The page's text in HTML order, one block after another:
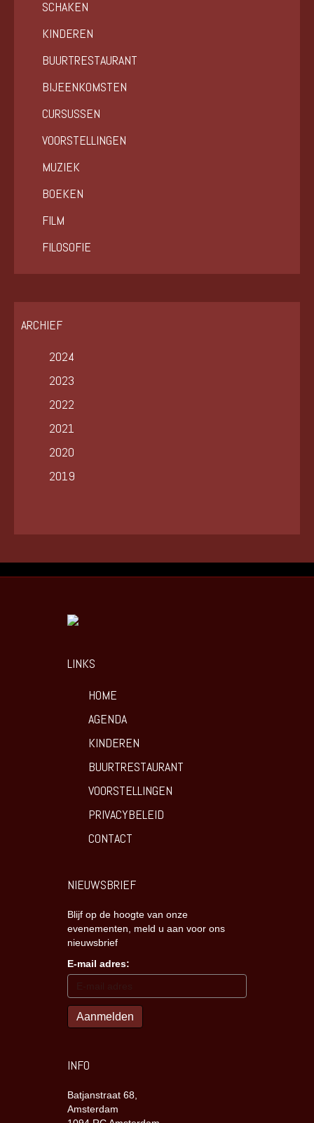
SCHAKEN
KINDEREN
BUURTRESTAURANT
BIJEENKOMSTEN
CURSUSSEN
VOORSTELLINGEN
MUZIEK
BOEKEN
FILM
FILOSOFIE
ARCHIEF
2024
2023
2022
2021
2020
2019
LINKS
HOME
AGENDA
KINDEREN
BUURTRESTAURANT
VOORSTELLINGEN
PRIVACYBELEID
CONTACT
NIEUWSBRIEF
Blijf op de hoogte van onze
evenementen, meld u aan voor ons
nieuwsbrief
E-mail adres:
INFO
Batjanstraat 68,
Amsterdam